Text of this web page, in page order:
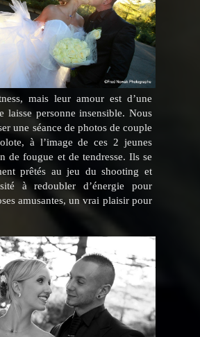
mais leur amour est d’une
laisse personne insensible. Nous
une séance de photos de couple
à l’image de ces 2 jeunes
de fougue et de tendresse. Ils se
prêtés au jeu du shooting et
à redoubler d’énergie pour
amusantes, un vrai plaisir pour